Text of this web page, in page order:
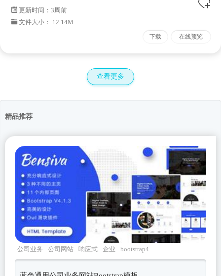
更新时间： 3周前
文件大小： 12.14M
下载 在线预览
查看更多
精品推荐
公司业务 公司网站 响应式 企业 bootstrap4